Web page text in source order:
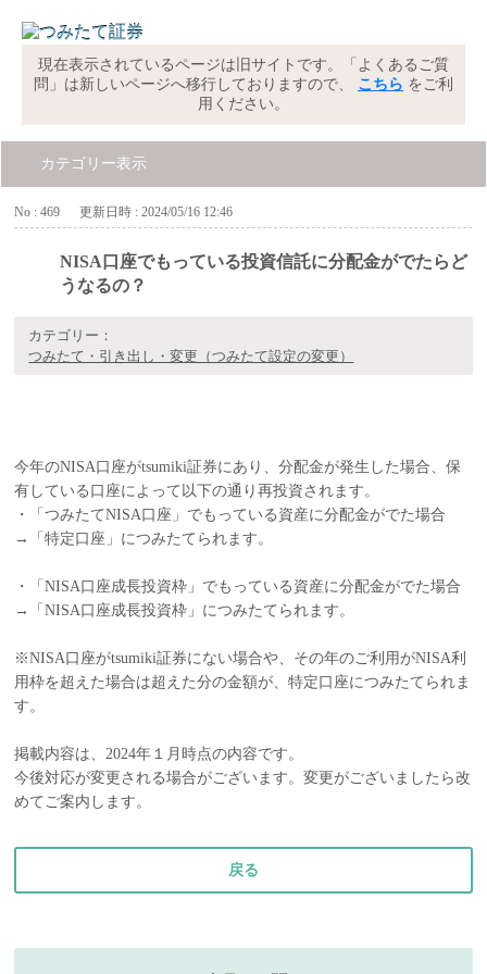
現在表示されているページは旧サイトです。「よくあるご質
問」は新しいページへ移行しておりますので、 こちら をご利
用ください。
カテゴリー表示
No : 469 更新日時 : 2024/05/16 12:46
NISA口座でもっている投資信託に分配金がでたらど
うなるの？
カテゴリー：
つみたて・引き出し・変更（つみたて設定の変更）
今年のNISA口座がtsumiki証券にあり、分配金が発生した場合、保
有している口座によって以下の通り再投資されます。
・「つみたてNISA口座」でもっている資産に分配金がでた場合
→「特定口座」につみたてられます。
・「NISA口座成長投資枠」でもっている資産に分配金がでた場合
→「NISA口座成長投資枠」につみたてられます。
※NISA口座がtsumiki証券にない場合や、その年のご利用がNISA利
用枠を超えた場合は超えた分の金額が、特定口座につみたてられま
す。
掲載内容は、2024年１月時点の内容です。
今後対応が変更される場合がございます。変更がございましたら改
めてご案内します。
戻る